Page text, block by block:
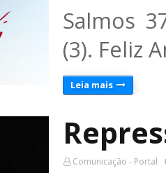
Salmos
(3). Feliz
Leia mais
Comunicação - Portal